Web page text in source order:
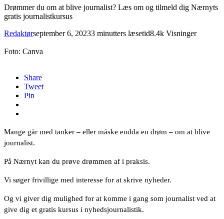
Drømmer du om at blive journalist? Læs om og tilmeld dig Nærnyts
gratis journalistkursus
Redaktørseptember 6, 20233 minutters læsetid8.4k Visninger
Foto: Canva
Share
Tweet
Pin
Mange går med tanker – eller måske endda en drøm – om at blive
journalist.
På Nærnyt kan du prøve drømmen af i praksis.
Vi søger frivillige med interesse for at skrive nyheder.
Og vi giver dig mulighed for at komme i gang som journalist ved at
give dig et gratis kursus i nyhedsjournalistik.